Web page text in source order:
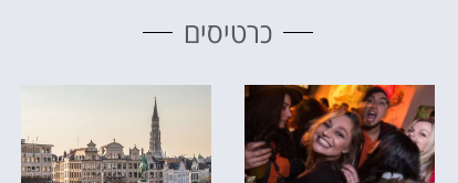
כרטיסים